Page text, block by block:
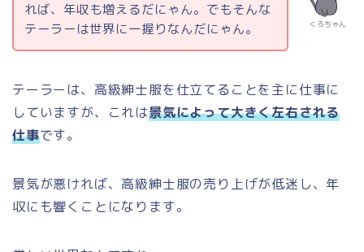
くろちゃん
れば、年収も増えるだにゃん。でもそんな
テーラーは世界に一握りなんだにゃん。
テーラーは、高級紳士服を仕立てることを主に仕事に
していますが、これは景気によって大きく左右される
仕事です。
景気が悪ければ、高級紳士服の売り上げが低迷し、年
収にも響くことになります。